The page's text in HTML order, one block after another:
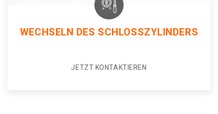
WECHSELN DES SCHLOSSZYLINDERS
JETZT KONTAKTIEREN